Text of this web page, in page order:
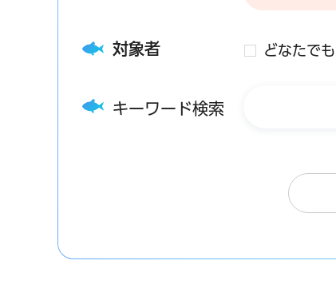
対象者 どなたでも
キーワード検索